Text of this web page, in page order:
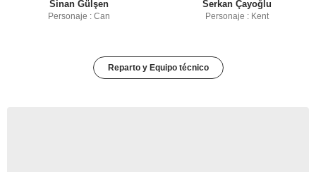
Sinan Gülşen
Personaje : Can
Serkan Çayoğlu
Personaje : Kent
Reparto y Equipo técnico